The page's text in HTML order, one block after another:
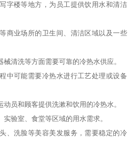
字楼等地方，为员工提供饮用水和清洁
商业场所的卫生间、清洁区域以及一些
清洗等方面需要可靠的冷热水供应。
中可能需要冷热水进行工艺处理或设备
员和顾客提供洗漱和饮用的冷热水。
验室、食堂等区域的用水需求。
、洗脸等美容美发服务，需要稳定的冷